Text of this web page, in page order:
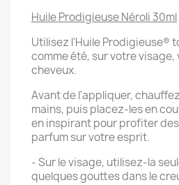
Huile Prodigieuse Néroli 30ml
Utilisez l'Huile Prodigieuse®
comme été, sur votre
cheveux.
Avant de l'appliquer,
mains, puis placez-les en
en inspirant pour profiter
parfum sur votre esprit.
- Sur le visage, utilisez-la
quelques gouttes dans le